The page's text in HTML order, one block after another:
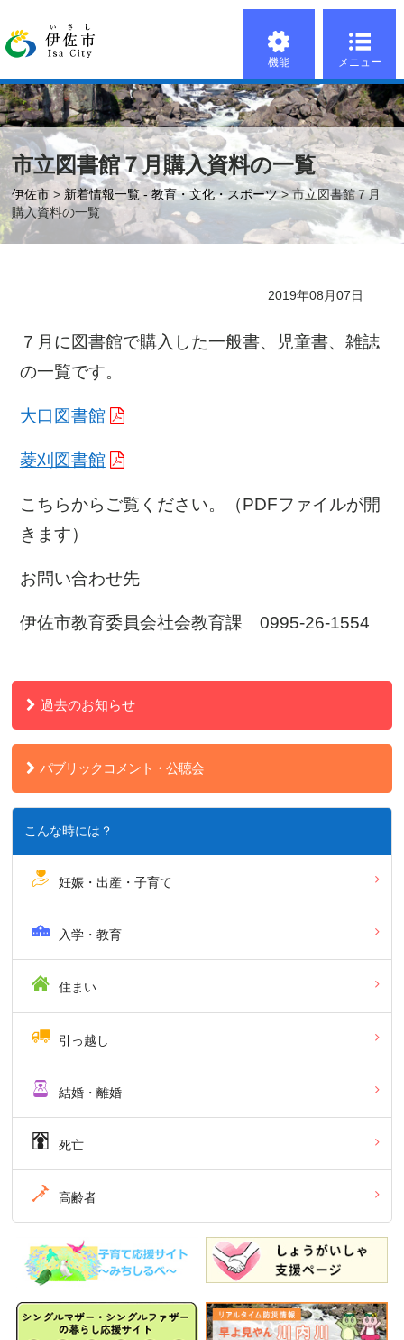
機能 メニュー
市立図書館７月購入資料の一覧
伊佐市 > 新着情報一覧 - 教育・文化・スポーツ> 市立図書館７月
購入資料の一覧
2019年08月07日
７月に図書館で購入した一般書、児童書、雑誌
の一覧です。
大口図書館
菱刈図書館
こちらからご覧ください。（PDFファイルが開
きます）
お問い合わせ先
伊佐市教育委員会社会教育課 0995-26-1554
過去のお知らせ
パブリックコメント・公聴会
こんな時には？
妊娠・出産・子育て
入学・教育
住まい
引っ越し
結婚・離婚
死亡
高齢者